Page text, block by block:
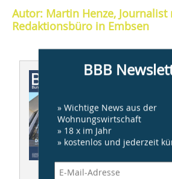
Autor: Martin Henze, Journalist
Redaktionsbüro in Embsen
Dieser
Ressort:
BBB
» Wichtige News aus der
Wohnungswirtschaft
» 18 x im Jahr
» kostenlos und jederzeit